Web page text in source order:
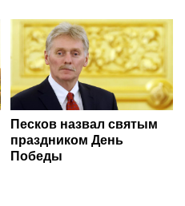
Песков назвал святым
праздником День
Победы